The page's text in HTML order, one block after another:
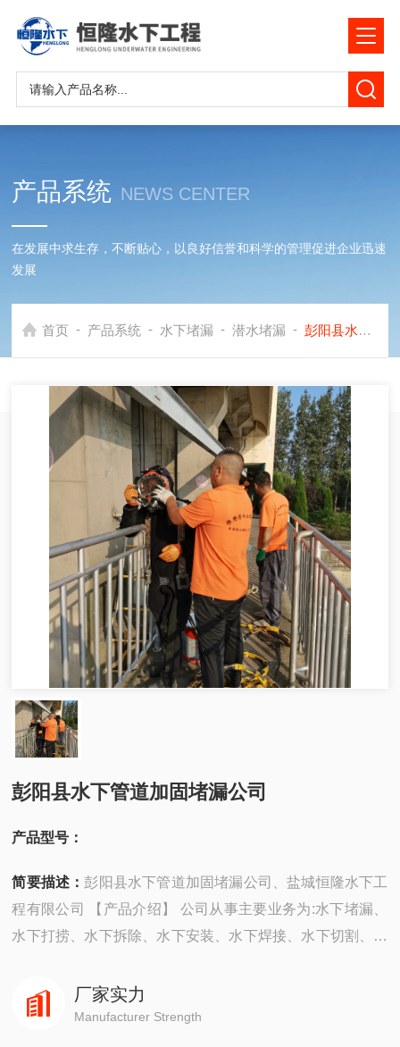
产品系统 NEWS CENTER
在发展中求生存，不断贴心，以良好信誉和科学的管理促进企业迅速
发展
首页 - 产品系统 - 水下堵漏 - 潜水堵漏 - 彭阳县水下管道加固堵漏公司
彭阳县水下管道加固堵漏公司
产品型号：
简要描述：彭阳县水下管道加固堵漏公司、盐城恒隆水下工
程有限公司 【产品介绍】 公司从事主要业务为:水下堵漏、
水下打捞、水下拆除、水下安装、水下焊接、水下切割、水
封堵、水下钻孔、水下检查、水下爆破。 ...
厂家实力
Manufacturer Strength